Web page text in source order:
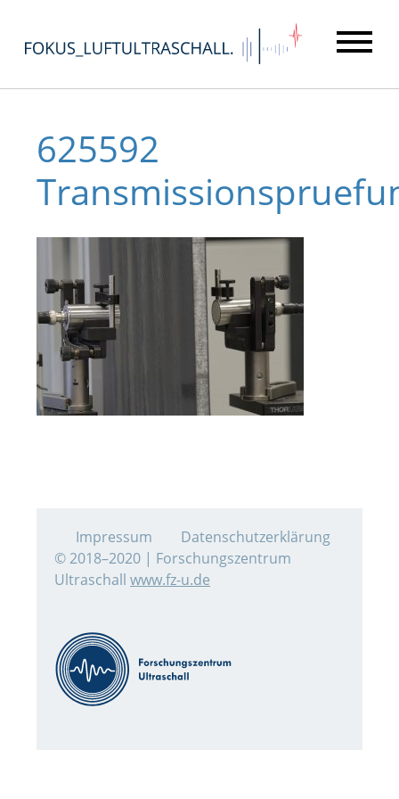
625592
Datenschutzerklärung
Impressum
© 2018–2020 | Forschungszentrum
Ultraschall www.fz-u.de